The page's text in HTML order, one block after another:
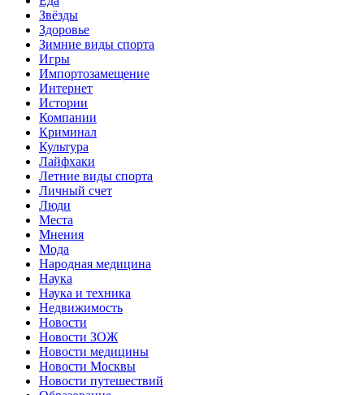
Звёзды
Здоровье
Зимние виды спорта
Игры
Импортозамещение
Интернет
Истории
Компании
Криминал
Культура
Лайфхаки
Летние виды спорта
Личный счет
Люди
Места
Мнения
Мода
Народная медицина
Наука
Наука и техника
Недвижимость
Новости
Новости ЗОЖ
Новости медицины
Новости Москвы
Новости путешествий